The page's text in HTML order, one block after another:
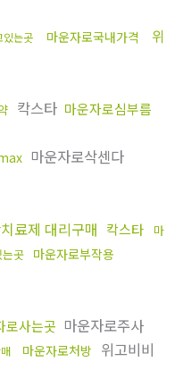
있는곳 마운자로국내가격
위
칵스타 마운자로심부름
마운자로삭센다
료제 대리구매 칵스타
마
곳 마운자로부작용
로사는곳 마운자로주사
마운자로처방 위고비비